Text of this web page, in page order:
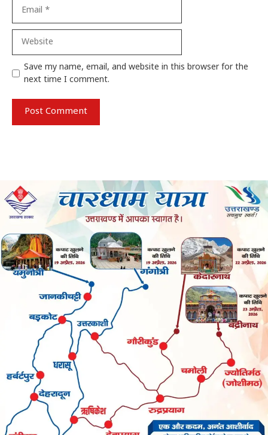
Save my name, email, and website in this browser for the
next time I comment.